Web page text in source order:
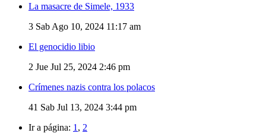
La masacre de Simele, 1933
3 Sab Ago 10, 2024 11:17 am
El genocidio libio
2 Jue Jul 25, 2024 2:46 pm
Crímenes nazis contra los polacos
41 Sab Jul 13, 2024 3:44 pm
Ir a página: 1 , 2